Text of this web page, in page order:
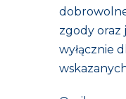
zgody oraz
wyłącznie